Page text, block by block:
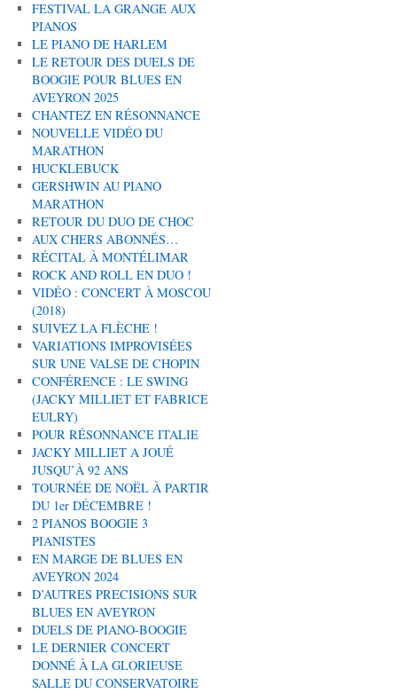
FESTIVAL LA GRANGE AUX
PIANOS
LE PIANO DE HARLEM
LE RETOUR DES DUELS DE
BOOGIE POUR BLUES EN
AVEYRON 2025
CHANTEZ EN RÉSONNANCE
NOUVELLE VIDÉO DU
MARATHON
HUCKLEBUCK
GERSHWIN AU PIANO
MARATHON
RETOUR DU DUO DE CHOC
AUX CHERS ABONNÉS…
RÉCITAL À MONTÉLIMAR
ROCK AND ROLL EN DUO !
VIDÉO : CONCERT À MOSCOU
(2018)
SUIVEZ LA FLÈCHE !
VARIATIONS IMPROVISÉES
SUR UNE VALSE DE CHOPIN
CONFÉRENCE : LE SWING
(JACKY MILLIET ET FABRICE
EULRY)
POUR RÉSONNANCE ITALIE
JACKY MILLIET A JOUÉ
JUSQU’À 92 ANS
TOURNÉE DE NOËL À PARTIR
DU 1er DÉCEMBRE !
2 PIANOS BOOGIE 3
PIANISTES
EN MARGE DE BLUES EN
AVEYRON 2024
D’AUTRES PRECISIONS SUR
BLUES EN AVEYRON
DUELS DE PIANO-BOOGIE
LE DERNIER CONCERT
DONNÉ À LA GLORIEUSE
SALLE DU CONSERVATOIRE